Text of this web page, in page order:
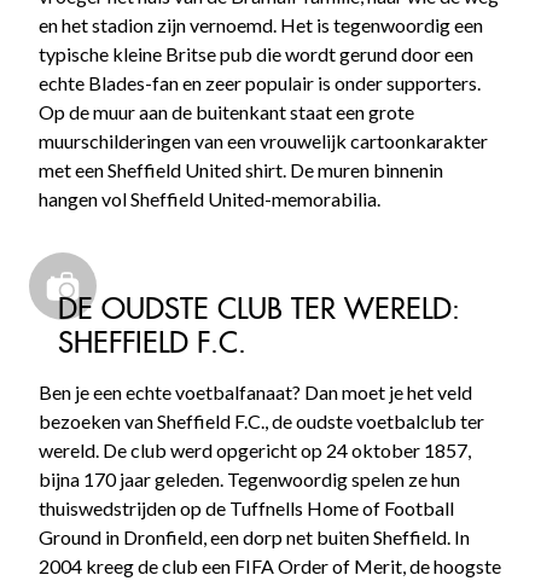
en het stadion zijn vernoemd. Het is tegenwoordig een
typische kleine Britse pub die wordt gerund door een
echte Blades-fan en zeer populair is onder supporters.
Op de muur aan de buitenkant staat een grote
muurschilderingen van een vrouwelijk cartoonkarakter
met een Sheffield United shirt. De muren binnenin
hangen vol Sheffield United-memorabilia.
DE OUDSTE CLUB TER WERELD:
SHEFFIELD F.C.
Ben je een echte voetbalfanaat? Dan moet je het veld
bezoeken van Sheffield F.C., de oudste voetbalclub ter
wereld. De club werd opgericht op 24 oktober 1857,
bijna 170 jaar geleden. Tegenwoordig spelen ze hun
thuiswedstrijden op de Tuffnells Home of Football
Ground in Dronfield, een dorp net buiten Sheffield. In
2004 kreeg de club een FIFA Order of Merit, de hoogste